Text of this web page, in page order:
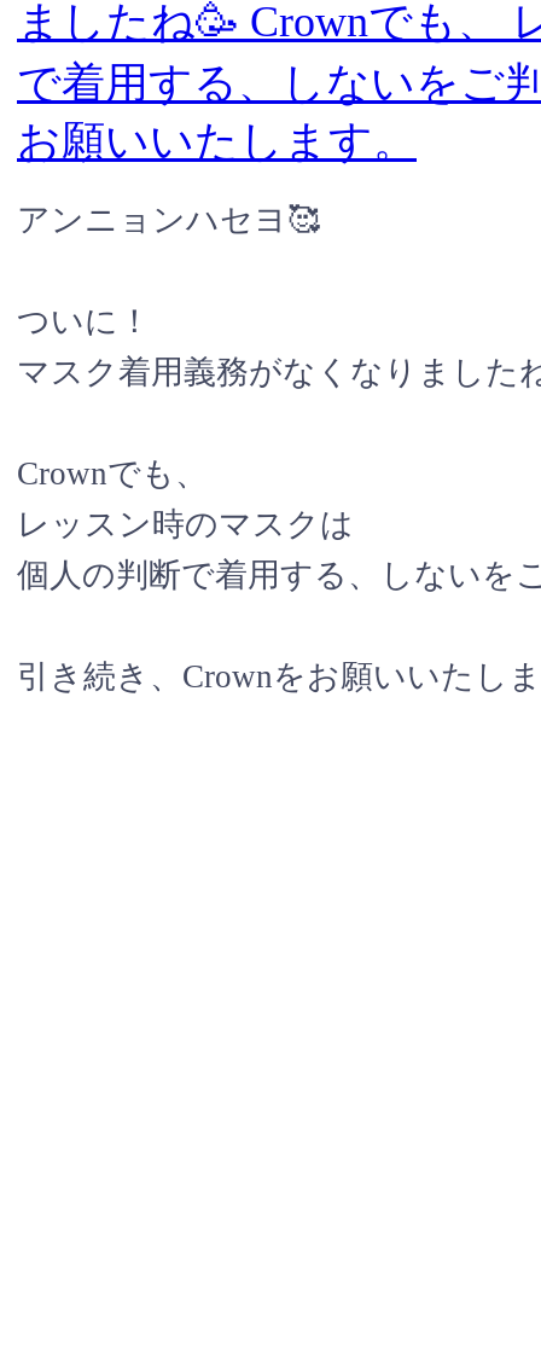
アンニョンハセヨ🥰
ついに！
マスク着用義務がなくなりました
Crownでも、
レッスン時のマスクは
個人の判断で着用する、しないを
引き続き、Crownをお願いいたし